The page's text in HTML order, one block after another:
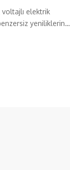
elektrik
yeniliklerin…